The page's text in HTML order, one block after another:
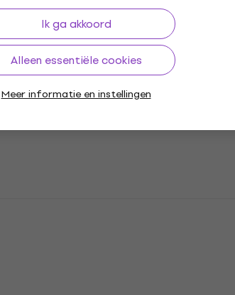
Ik ga akkoord
Alleen essentiële cookies
Meer informatie en instellingen